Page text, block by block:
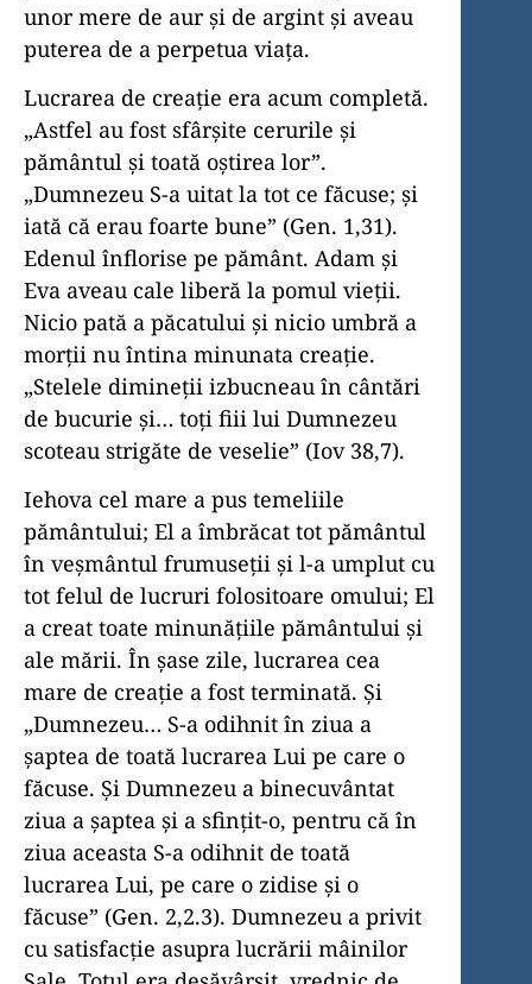
unor mere de aur și de argint și aveau
puterea de a perpetua viața.
Lucrarea de creație era acum completă.
„Astfel au fost sfârșite cerurile și
pământul și toată oștirea lor”.
„Dumnezeu S-a uitat la tot ce făcuse; și
iată că erau foarte bune” (Gen. 1,31).
Edenul înflorise pe pământ. Adam și
Eva aveau cale liberă la pomul vieții.
Nicio pată a păcatului și nicio umbră a
morții nu întina minunata creație.
„Stelele dimineții izbucneau în cântări
de bucurie și… toți fiii lui Dumnezeu
scoteau strigăte de veselie” (Iov 38,7).
Iehova cel mare a pus temeliile
pământului; El a îmbrăcat tot pământul
în veșmântul frumuseții și l-a umplut cu
tot felul de lucruri folositoare omului; El
a creat toate minunățiile pământului și
ale mării. În șase zile, lucrarea cea
mare de creație a fost terminată. Și
„Dumnezeu… S-a odihnit în ziua a
șaptea de toată lucrarea Lui pe care o
făcuse. Și Dumnezeu a binecuvântat
ziua a șaptea și a sfințit-o, pentru că în
ziua aceasta S-a odihnit de toată
lucrarea Lui, pe care o zidise și o
făcuse” (Gen. 2,2.3). Dumnezeu a privit
cu satisfacție asupra lucrării mâinilor